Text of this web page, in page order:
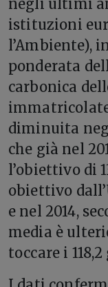
negli ultimi
istituzioni
l’Ambiente),
ponderata
carbonica
diminuita
che già nel
l’obiettivo di
obiettivo
e nel 2014,
media è
toccare i